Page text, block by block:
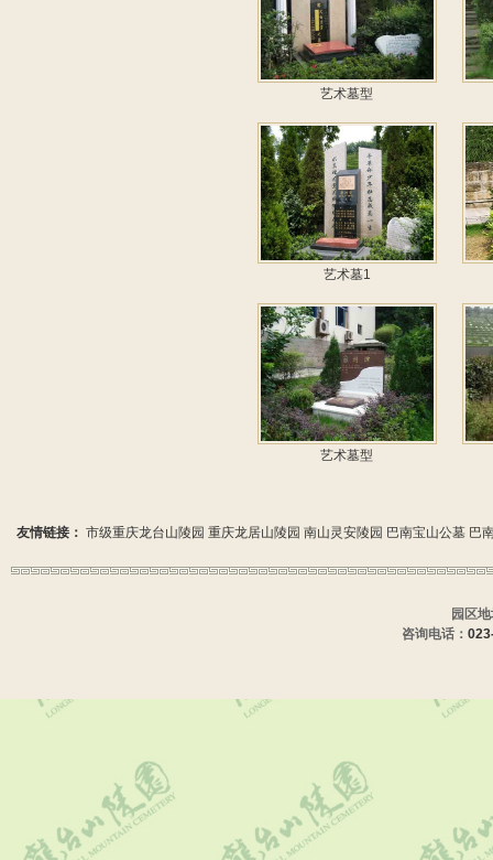
艺术墓型
艺术墓1
艺术墓型
友情链接： 市级重庆龙台山陵园 重庆龙居山陵园 南山灵安陵园 巴南宝山公墓 巴
园区
咨询电话：